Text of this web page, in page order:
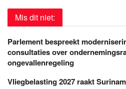
Mis dit niet:
Parlement bespreekt
consultaties over
ongevallenregeling
Vliegbelasting 2027 raakt